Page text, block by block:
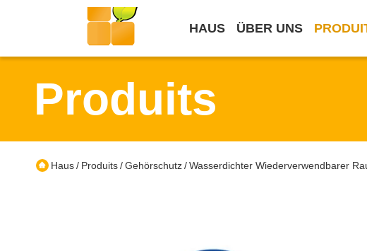
HAUS ÜBER UNS
Produits
Haus/ Produits/Gehörschutz/Wasserdichter Wiederverwendbarer